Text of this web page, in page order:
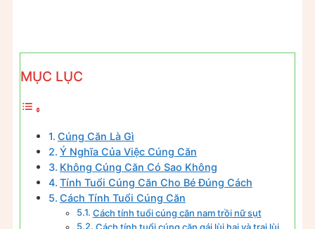
MỤC LỤC
Cúng Căn Là Gì
Ý Nghĩa Của Việc Cúng Căn
Không Cúng Căn Có Sao Không
Tính Tuổi Cúng Căn Cho Bé Đúng Cách
Cách Tính Tuổi Cúng Căn
Cách tính tuổi cúng căn nam trồi nữ sụt